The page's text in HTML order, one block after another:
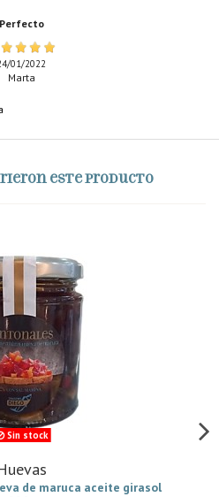
Perfecto
01/2022
Marta
este producto
Sin stock
de maruca aceite girasol